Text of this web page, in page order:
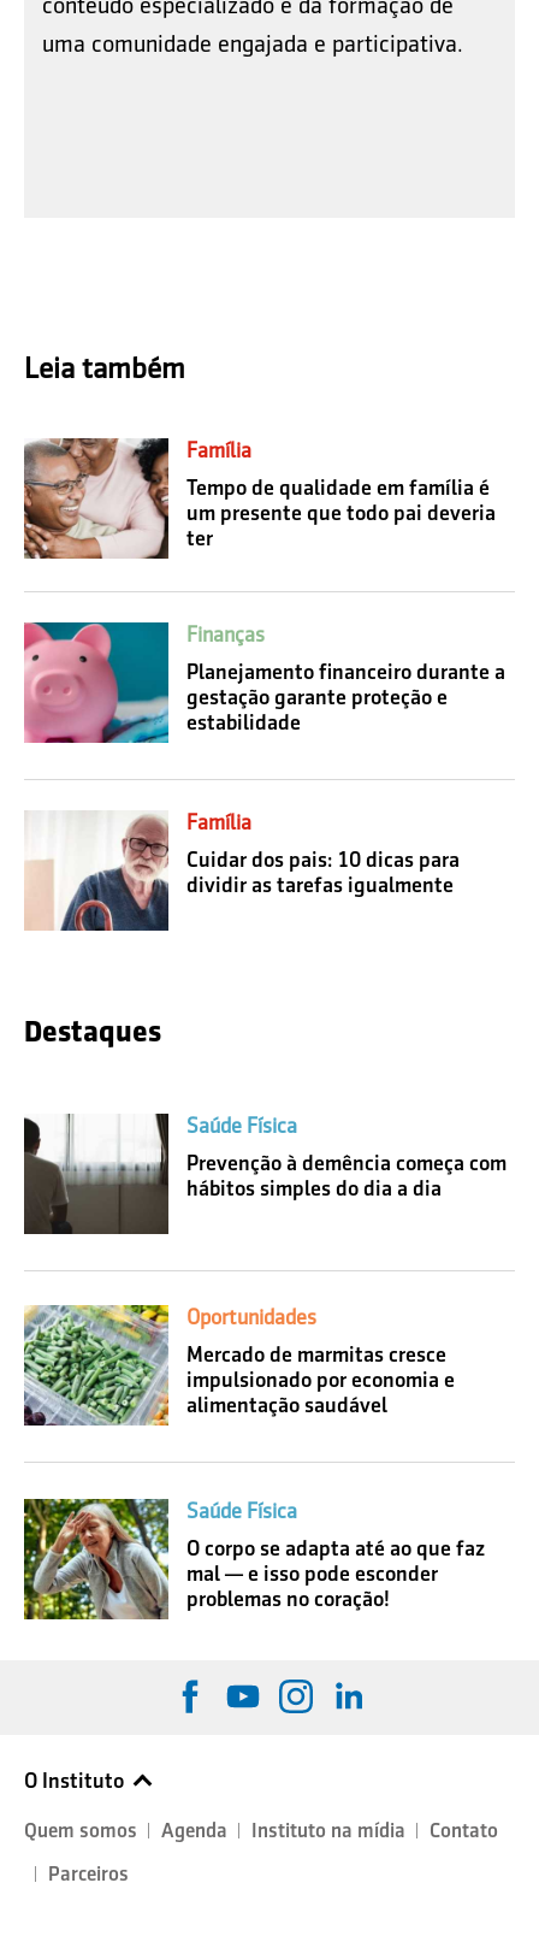
uma comunidade engajada e participativa.
Leia também
Família
Tempo de qualidade em família é
um presente que todo pai deveria
ter
Finanças
Planejamento financeiro durante a
gestação garante proteção e
estabilidade
Família
Cuidar dos pais: 10 dicas para
dividir as tarefas igualmente
Destaques
Saúde Física
Prevenção à demência começa com
hábitos simples do dia a dia
Oportunidades
Mercado de marmitas cresce
impulsionado por economia e
alimentação saudável
Saúde Física
O corpo se adapta até ao que faz
mal — e isso pode esconder
problemas no coração!
O Instituto
Quem somos Agenda Instituto na mídia
Contato
Parceiros